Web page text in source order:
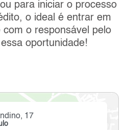
para iniciar o processo
o ideal é entrar em
o responsável pelo
oportunidade!
17